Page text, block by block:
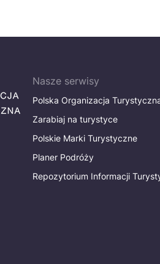
Nasze serwisy
Polska Organizacja
Zarabiaj na turystyce
Polskie Marki Turystyczne
Planer Podróży
Repozytorium Informacji